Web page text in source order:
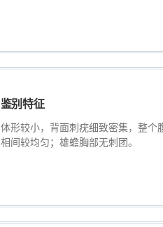
鉴别特征
体形较小，背面刺疣细致密集，整
相间较均匀；雄蟾胸部无刺团。